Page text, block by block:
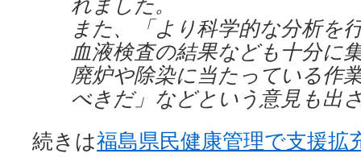
また、「より科学的な分析を
血液検査の結果なども十分に
廃炉や除染に当たっている作
べきだ」などという意見も出
続きは福島県民健康管理で支援拡